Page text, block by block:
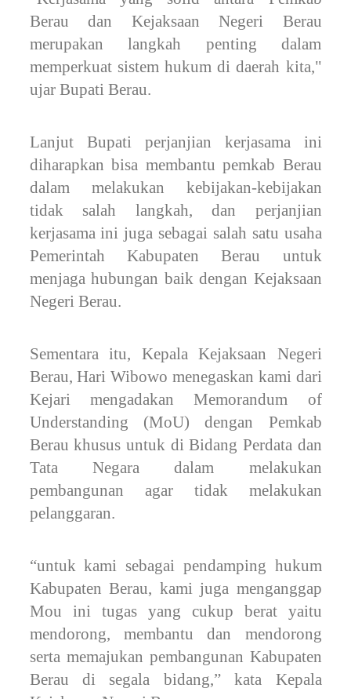
Berau dan Kejaksaan Negeri Berau
merupakan langkah penting dalam
memperkuat sistem hukum di daerah kita,"
ujar Bupati Berau.
Lanjut Bupati perjanjian kerjasama ini
diharapkan bisa membantu pemkab Berau
dalam melakukan kebijakan-kebijakan
tidak salah langkah, dan perjanjian
kerjasama ini juga sebagai salah satu usaha
Pemerintah Kabupaten Berau untuk
menjaga hubungan baik dengan Kejaksaan
Negeri Berau.
Sementara itu, Kepala Kejaksaan Negeri
Berau, Hari Wibowo menegaskan kami dari
Kejari mengadakan Memorandum of
Understanding (MoU) dengan Pemkab
Berau khusus untuk di Bidang Perdata dan
Tata Negara dalam melakukan
pembangunan agar tidak melakukan
pelanggaran.
“untuk kami sebagai pendamping hukum
Kabupaten Berau, kami juga menganggap
Mou ini tugas yang cukup berat yaitu
mendorong, membantu dan mendorong
serta memajukan pembangunan Kabupaten
Berau di segala bidang,” kata Kepala